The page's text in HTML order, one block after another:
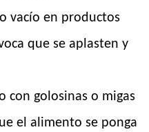
vacío en productos
que se aplasten y
con golosinas o migas
el alimento se ponga